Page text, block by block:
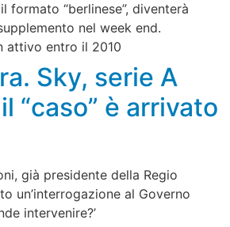
formato “berlinese”, diventerà
nel week end.
attivo entro il 2010
Sky, serie A
“caso” è arrivato
già presidente della Regio
un’interrogazione al Governo
intervenire?’